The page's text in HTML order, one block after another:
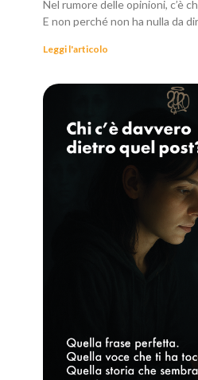
Nel rumore delle opinioni, c’è
E non perché non ha nulla da
Leggi l'articolo